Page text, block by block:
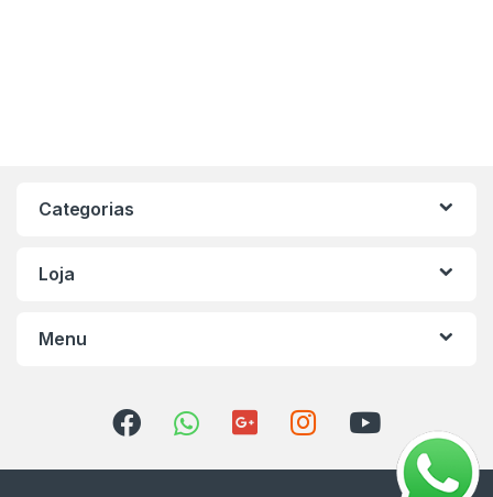
Categorias
Loja
Menu